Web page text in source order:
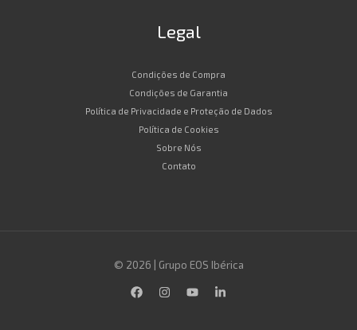
Legal
Condições de Compra
Condições de Garantia
Política de Privacidade e Proteção de Dados
Política de Cookies
Sobre Nós
Contato
© 2026 | Grupo EOS Ibérica